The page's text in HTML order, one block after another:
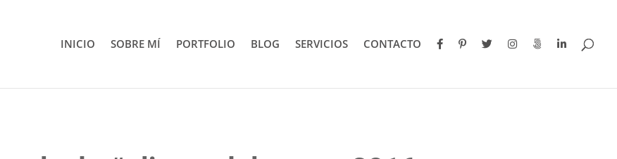
INICIO SOBRE MÍ PORTFOLIO BLOG SERVICIOS CONTACTO